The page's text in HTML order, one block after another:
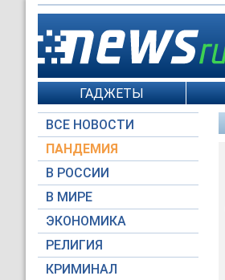
ГАДЖЕТЫ
ВСЕ НОВОСТИ
ПАНДЕМИЯ
В РОССИИ
В МИРЕ
ЭКОНОМИКА
РЕЛИГИЯ
КРИМИНАЛ